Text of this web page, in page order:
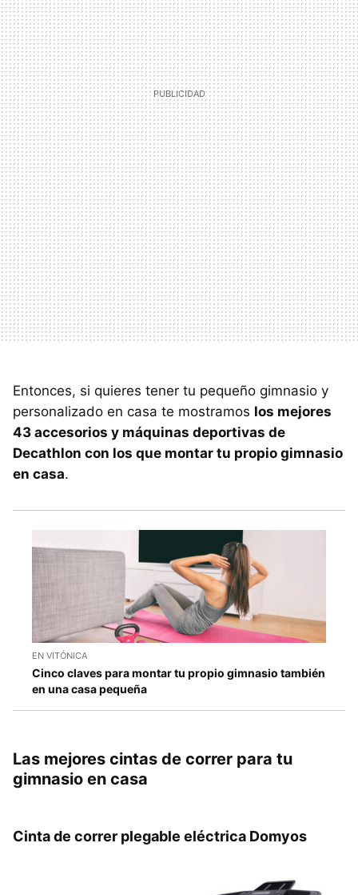
Entonces, si quieres tener tu pequeño gimnasio y
personalizado en casa te mostramos los mejores
43 accesorios y máquinas deportivas de
Decathlon con los que montar tu propio gimnasio
en casa.
EN VITÓNICA
Cinco claves para montar tu propio gimnasio también
en una casa pequeña
Las mejores cintas de correr para tu
gimnasio en casa
Cinta de correr plegable eléctrica Domyos